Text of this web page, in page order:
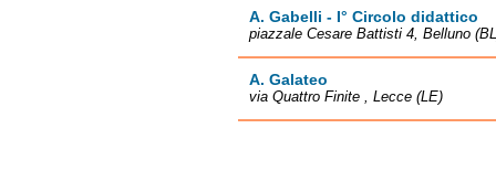
A. Gabelli - I° Circolo didattico
piazzale Cesare Battisti 4, Belluno
A. Galateo
via Quattro Finite , Lecce (LE)